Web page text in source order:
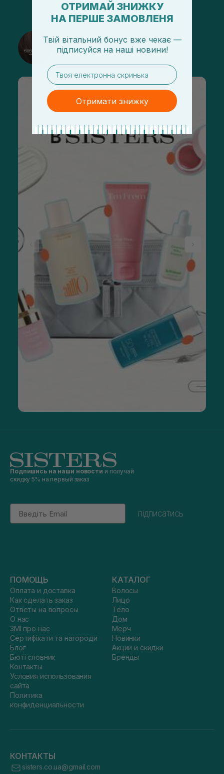
@sisters_stelmakh в Instagram
Подписаться
Подпишись на наши новости и получай
скидку 5% на первый заказ
Email
підписатись
ПОМОЩЬ
Оплата и доставка
Как сделать заказ
Ответы на вопросы
О нас
ЗМІ про нас
Сертифікати та нагороди
Блог
Бюті словник
Контакты
Условия использования
сайта
Политика
конфиденциальности
КАТАЛОГ
Волосы
Лицо
Тело
Дом
Мерч
Новинки
Акции и скидки
Бренды
КОНТАКТЫ
sisters.co.ua@gmail.com
ОТРИМАЙ ЗНИЖКУ
НА ПЕРШЕ ЗАМОВЛЕНЯ
Твій вітальний бонус вже чекає —
підписуйся на наші новини!
email
Отримати знижку